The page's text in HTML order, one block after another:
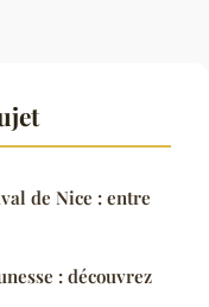
de Nice : entre
: découvrez